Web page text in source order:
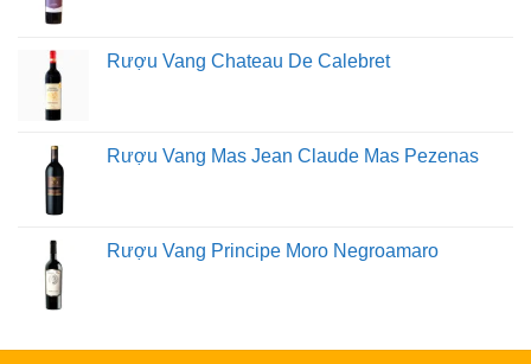
tăng hương thơm và hương vị của rượu. Gạn cũng là
một cách tuyệt vời để loại bỏ sulfit và cặn lắng trong các
loại rượu vang đỏ cũ hơn, cải thiện hương vị rượu.
không có bình chiết, bạn có thể xoay nhẹ ly để tạo bọt
khí trước khi uống.
Giữ đúng chiếc ly của bạn
Nghi thức dùng đồ thủy tinh cũng là một yếu tố cần thiết
của toàn bộ trải nghiệm uống rượu.Bạn nên cầm ly
rượu bằng thân ly để hơi ấm từ tay không truyền sang
rượu.
Rượu Vang Chateau De Calebret
Rượu Vang Mas Jean Claude Mas Pezenas
Rượu Vang Principe Moro Negroamaro